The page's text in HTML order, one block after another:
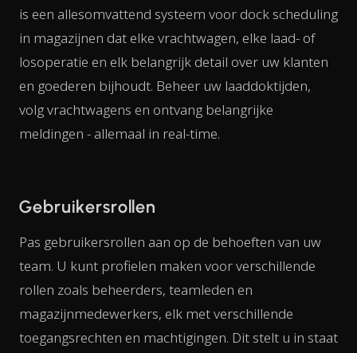
is een allesomvattend systeem voor dock scheduling
in magazijnen dat elke vrachtwagen, elke laad- of
losoperatie en elk belangrijk detail over uw klanten
en goederen bijhoudt. Beheer uw laaddoktijden,
volg vrachtwagens en ontvang belangrijke
meldingen - allemaal in real-time.
Gebruikersrollen
Pas gebruikersrollen aan op de behoeften van uw
team. U kunt profielen maken voor verschillende
rollen zoals beheerders, teamleden en
magazijnmedewerkers, elk met verschillende
toegangsrechten en machtigingen. Dit stelt u in staat